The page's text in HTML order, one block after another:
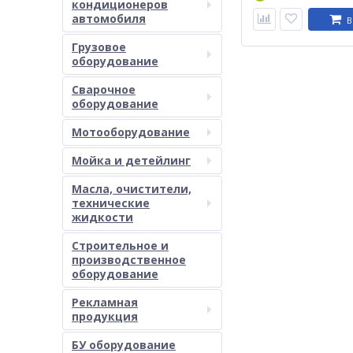
кондиционеров
автомобиля
Грузовое
оборудование
Сварочное
оборудование
Мотооборудование
Мойка и детейлинг
Масла, очистители,
технические
жидкости
Строительное и
производственное
оборудование
Рекламная
продукция
БУ оборудование